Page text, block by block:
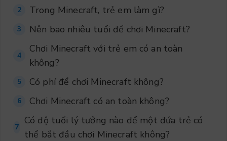
2 Trong Minecraft, trẻ em làm gì?
3 Nên bao nhiêu tuổi để chơi Minecraft?
4
Chơi Minecraft với trẻ em có an toàn
không?
5 Có phí để chơi Minecraft không?
6 Chơi Minecraft có an toàn không?
7
Có độ tuổi lý tưởng nào để một đứa trẻ có
thể bắt đầu chơi Minecraft không?